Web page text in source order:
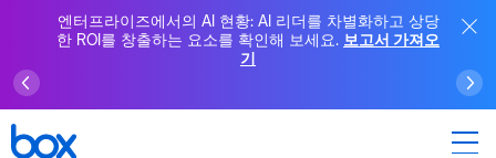
엔터프라이즈에서의 AI 현황: AI 리더를 차별화하고 상당
한 ROI를 창출하는 요소를 확인해 보세요. 보고서 가져오
기